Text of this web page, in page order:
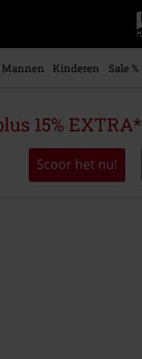
Mannen Kinderen Sale %
15% EXTRA*
Scoor het nu!